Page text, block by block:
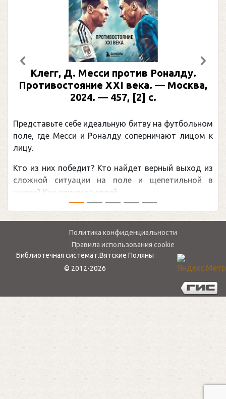
против Роналду.
XXI века. — Москва,
битву на футбольном
соперничают лицом к
найдет верный выход из
поле и щепетильной в
...
Рабинер, И. Я.
Москва, 2024
обсуждаемая
мире.Перед сезоном
Предыдущий
Политика конфиденциальности
Правила использования cookie
Библиотечная система г.Вятские Поляны
© 2012-2026